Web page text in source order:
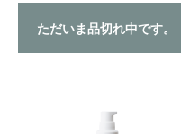
ただいま品切れ中です。